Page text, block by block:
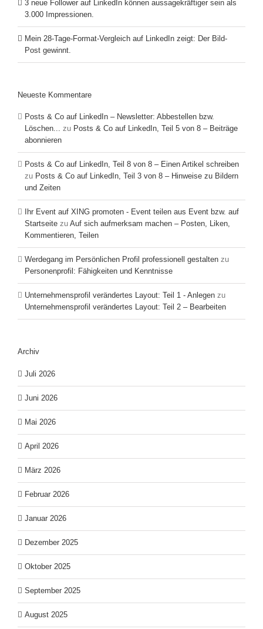
3 neue Follower auf LinkedIn können aussagekräftiger sein als
3.000 Impressionen.
Mein 28-Tage-Format-Vergleich auf LinkedIn zeigt: Der Bild-
Post gewinnt.
Neueste Kommentare
Posts & Co auf LinkedIn – Newsletter: Abbestellen bzw.
Löschen... zu Posts & Co auf LinkedIn, Teil 5 von 8 – Beiträge
abonnieren
Posts & Co auf LinkedIn, Teil 8 von 8 – Einen Artikel schreiben
zu Posts & Co auf LinkedIn, Teil 3 von 8 – Hinweise zu Bildern
und Zeiten
Ihr Event auf XING promoten - Event teilen aus Event bzw. auf
Startseite zu Auf sich aufmerksam machen – Posten, Liken,
Kommentieren, Teilen
Werdegang im Persönlichen Profil professionell gestalten zu
Personenprofil: Fähigkeiten und Kenntnisse
Unternehmensprofil verändertes Layout: Teil 1 - Anlegen zu
Unternehmensprofil verändertes Layout: Teil 2 – Bearbeiten
Archiv
Juli 2026
Juni 2026
Mai 2026
April 2026
März 2026
Februar 2026
Januar 2026
Dezember 2025
Oktober 2025
September 2025
August 2025